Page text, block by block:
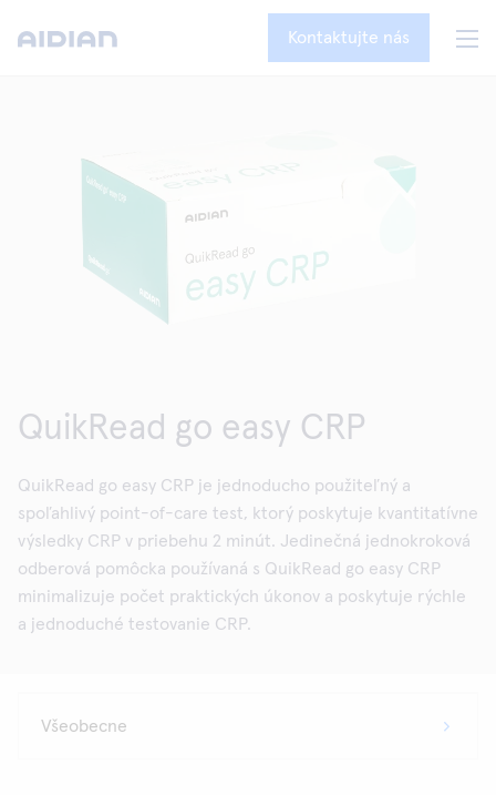
Kontaktujte nás
QuikRead go easy CRP
QuikRead go easy CRP je jednoducho použiteľný a
spoľahlivý point-of-care test, ktorý poskytuje kvantitatívne
výsledky CRP v priebehu 2 minút. Jedinečná jednokroková
odberová pomôcka používaná s QuikRead go easy CRP
minimalizuje počet praktických úkonov a poskytuje rýchle
a jednoduché testovanie CRP.